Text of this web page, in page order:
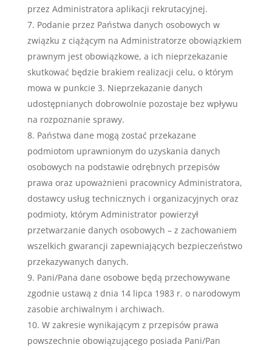
przez Administratora aplikacji rekrutacyjnej.
Podanie przez Państwa danych osobowych w
związku z ciążącym na Administratorze obowiązkiem
prawnym jest obowiązkowe, a ich nieprzekazanie
skutkować będzie brakiem realizacji celu, o którym
mowa w punkcie 3. Nieprzekazanie danych
udostępnianych dobrowolnie pozostaje bez wpływu
na rozpoznanie sprawy.
Państwa dane mogą zostać przekazane
podmiotom uprawnionym do uzyskania danych
osobowych na podstawie odrębnych przepisów
prawa oraz upoważnieni pracownicy Administratora,
dostawcy usług technicznych i organizacyjnych oraz
podmioty, którym Administrator powierzył
przetwarzanie danych osobowych – z zachowaniem
wszelkich gwarancji zapewniających bezpieczeństwo
przekazywanych danych.
Pani/Pana dane osobowe będą przechowywane
zgodnie ustawą z dnia 14 lipca 1983 r. o narodowym
zasobie archiwalnym i archiwach.
W zakresie wynikającym z przepisów prawa
powszechnie obowiązującego posiada Pani/Pan